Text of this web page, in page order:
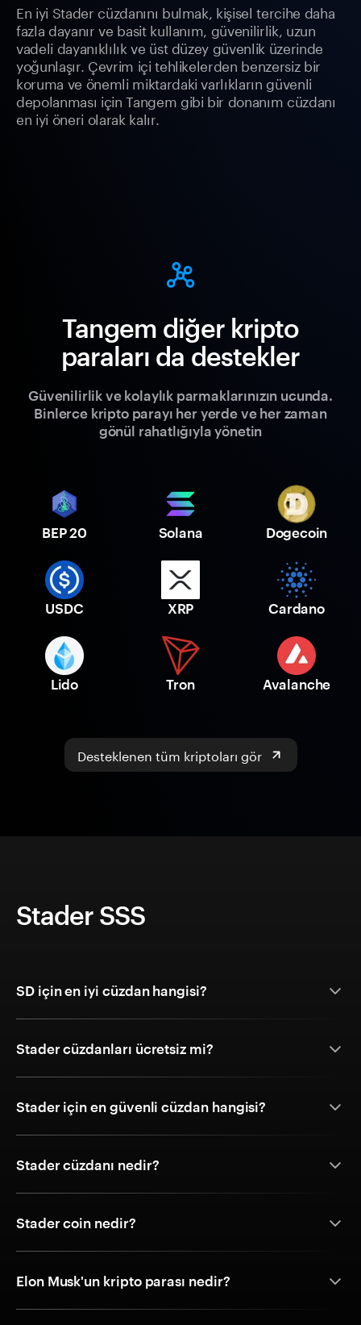
En iyi Stader cüzdanını bulmak, kişisel tercihe daha
fazla dayanır ve basit kullanım, güvenilirlik, uzun
vadeli dayanıklılık ve üst düzey güvenlik üzerinde
yoğunlaşır. Çevrim içi tehlikelerden benzersiz bir
koruma ve önemli miktardaki varlıkların güvenli
depolanması için Tangem gibi bir donanım cüzdanı
en iyi öneri olarak kalır.
Tangem diğer kripto
paraları da destekler
Güvenilirlik ve kolaylık parmaklarınızın ucunda.
Binlerce kripto parayı her yerde ve her zaman
gönül rahatlığıyla yönetin
BEP 20 Solana Dogecoin
USDC XRP Cardano
Lido Tron Avalanche
Desteklenen tüm kriptoları gör
Stader SSS
SD için en iyi cüzdan hangisi?
Stader cüzdanları ücretsiz mi?
Stader için en güvenli cüzdan hangisi?
Stader cüzdanı nedir?
Stader coin nedir?
Elon Musk'un kripto parası nedir?